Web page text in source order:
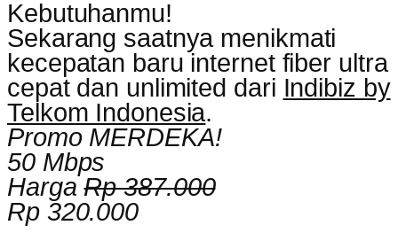
Kebutuhanmu!
Sekarang saatnya menikmati
kecepatan baru internet fiber ultra
cepat dan unlimited dari Indibiz by
Telkom Indonesia.
Promo MERDEKA!
50 Mbps
HargaRp 387.000
Rp 320.000